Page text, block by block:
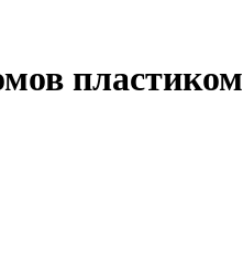
пластиком